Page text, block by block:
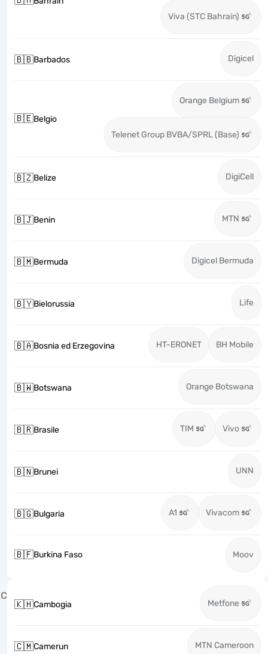
Viva (STC Bahrain)
🇧🇧Barbados Digicel
🇧🇪Belgio
Orange Belgium
Telenet Group BVBA/SPRL (Base)
🇧🇿Belize DigiCell
🇧🇯Benin MTN
🇧🇲Bermuda Digicel Bermuda
🇧🇾Bielorussia Life
🇧🇦Bosnia ed Erzegovina HT-ERONET BH Mobile
🇧🇼Botswana Orange Botswana
🇧🇷Brasile TIM Vivo
🇧🇳Brunei UNN
🇧🇬Bulgaria A1 Vivacom
🇧🇫Burkina Faso Moov
C
🇰🇭Cambogia Metfone
🇨🇲Camerun MTN Cameroon